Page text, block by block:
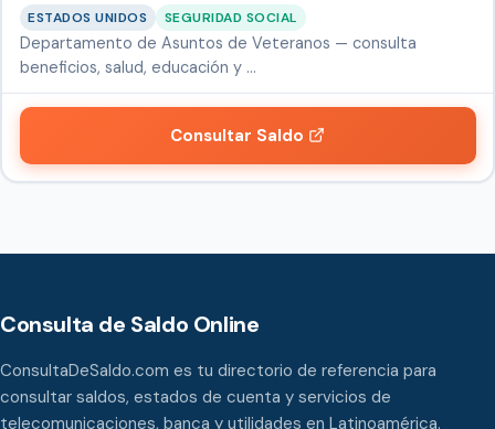
ESTADOS UNIDOS SEGURIDAD SOCIAL
Departamento de Asuntos de Veteranos — consulta
beneficios, salud, educación y …
Consultar Saldo
Consulta de Saldo Online
ConsultaDeSaldo.com es tu directorio de referencia para
consultar saldos, estados de cuenta y servicios de
telecomunicaciones, banca y utilidades en Latinoamérica.